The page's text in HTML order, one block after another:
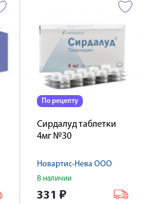
По рецепту
Сирдалуд таблетки
4мг №30
Новартис-Нева ООО
В наличии
331 ₽